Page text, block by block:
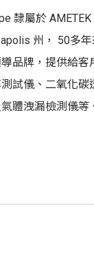
隸屬於
州， 50多
品牌，提供給客
試儀、二氧化
體洩漏檢測儀等